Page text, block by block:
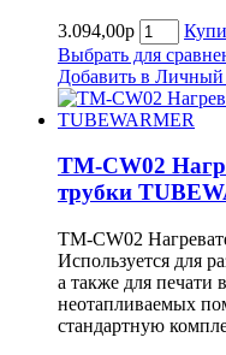
3.094,00р
Выбрать для
Добавить в Личный
TM-CW02
трубки
TM-CW02
Используется для
а также для печати
неотапливаемых
стандартную